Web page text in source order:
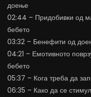
доење
02:44 – Придобивки од
бебето
03:32 – Бенефити од
04:21 – Емотивното
бебето
05:37 – Кога треба да
06:35 – Како да се